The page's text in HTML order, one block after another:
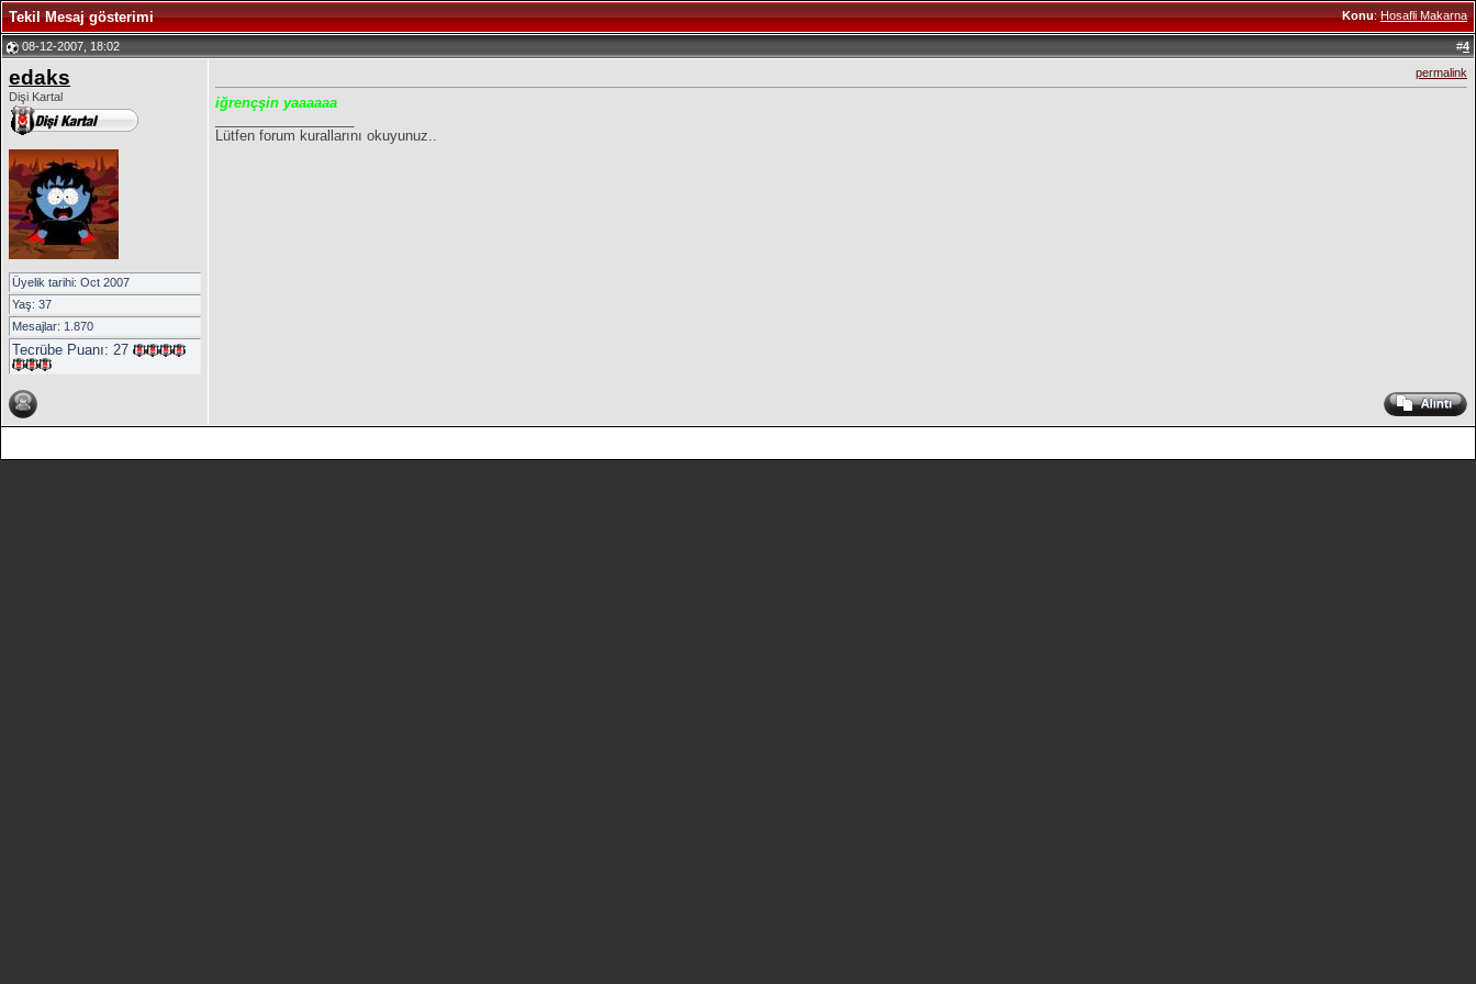
Konu:Hosafli Makarna
Tekil Mesaj gösterimi
08-12-2007, 18:02 #4
edaks
Dişi Kartal
Üyelik tarihi: Oct 2007
Yaş: 37
Mesajlar: 1.870
Tecrübe Puanı: 27
permalink
iğrençşin yaaaaaa
Lütfen forum kurallarını okuyunuz..